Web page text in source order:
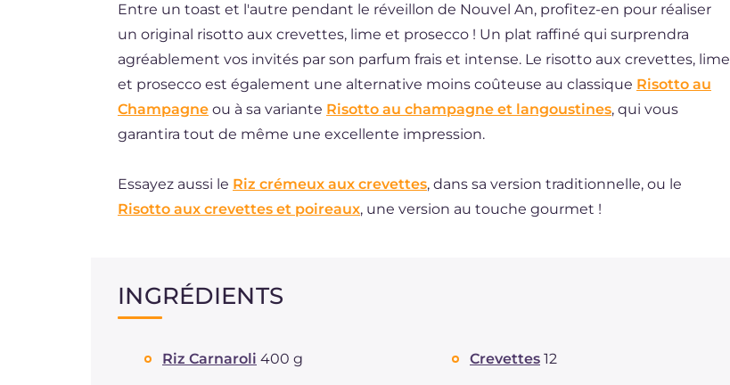
ES
NL
Entre un toast et l'autre pendant le réveillon de Nouvel An, profitez-en pour réaliser
un original risotto aux crevettes, lime et prosecco ! Un plat raffiné qui surprendra
agréablement vos invités par son parfum frais et intense. Le risotto aux crevettes, lime
et prosecco est également une alternative moins coûteuse au classique Risotto au
Champagne ou à sa variante Risotto au champagne et langoustines, qui vous
garantira tout de même une excellente impression.
Essayez aussi le Riz crémeux aux crevettes, dans sa version traditionnelle, ou le
Risotto aux crevettes et poireaux, une version au touche gourmet !
INGRÉDIENTS
Riz Carnaroli 400 g Crevettes 12